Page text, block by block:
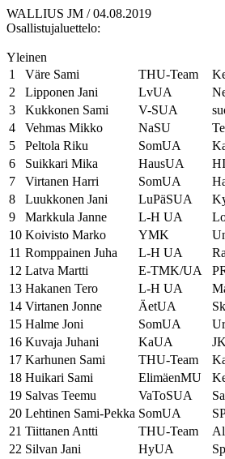
WALLIUS JM / 04.08.2019
Osallistujaluettelo:
Yleinen
1
Väre Sami THU-Team
2
Lipponen Jani LvUA
3
Kukkonen Sami V-SUA
4
Vehmas Mikko NaSU
5
Peltola Riku SomUA
6
Suikkari Mika HausUA
7
Virtanen Harri SomUA
8
Luukkonen Jani LuPäSUA
9
Markkula Janne L-H UA
10 Koivisto Marko YMK
11 Romppainen Juha L-H UA
12 Latva Martti E-TMK/UA
13 Hakanen Tero L-H UA
14 Virtanen Jonne ÄetUA
15 Halme Joni SomUA
16 Kuvaja Juhani KaUA
17 Karhunen Sami THU-Team
18 Huikari Sami ElimäenMU
19 Salvas Teemu VaToSUA
20 Lehtinen Sami-Pekka SomUA
21 Tiittanen Antti THU-Team
22 Silvan Jani HyUA